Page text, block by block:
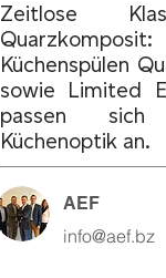
Zeitlose
Küchenspülen
sowie Limited
passen
Küchenoptik an.
AEF
info@aef.bz